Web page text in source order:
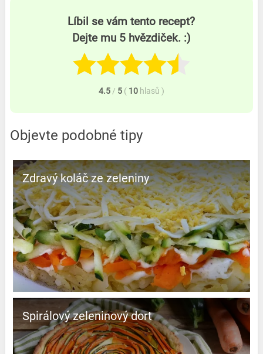
Líbil se vám tento recept?
Dejte mu 5 hvězdiček. :)
4.5 / 5 ( 10 hlasů )
Objevte podobné tipy
Zdravý koláč ze zeleniny
Spirálový zeleninový dort